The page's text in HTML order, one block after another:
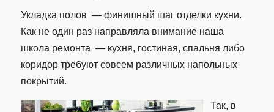
Укладка полов — финишный шаг отделки кухни.
Как не один раз направляла внимание наша
школа ремонта — кухня, гостиная, спальня либо
коридор требуют совсем различных напольных
покрытий.
Так, в